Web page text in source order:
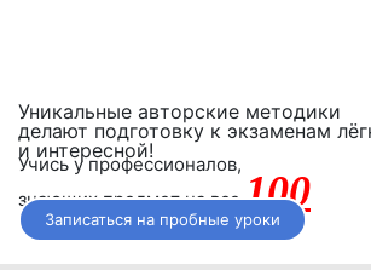
Уникальные авторские методики
делают подготовку к экзаменам
и интересной!
Учись у профессионалов,
знающих предмет на все100
Записаться на пробные уроки